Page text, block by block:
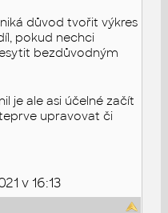
důvod tvořit výkres
pokud nechci
bezdůvodným
je ale asi účelné začít
upravovat či
v 16:13